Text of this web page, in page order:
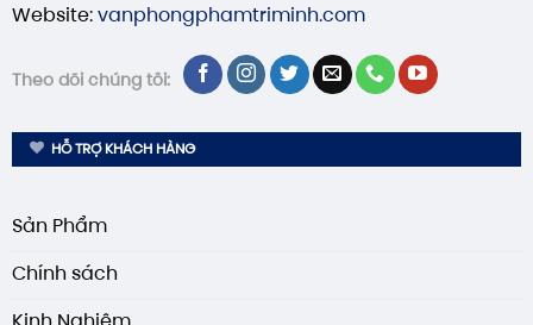
Website:vanphongphamtriminh.com
Theo dõi chúng tôi:
HỖ TRỢ KHÁCH HÀNG
Sản Phẩm
Chính sách